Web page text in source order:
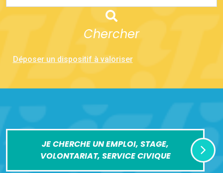
Chercher
Déposer un dispositif à valoriser
JE CHERCHE UN EMPLOI, STAGE,
VOLONTARIAT, SERVICE CIVIQUE